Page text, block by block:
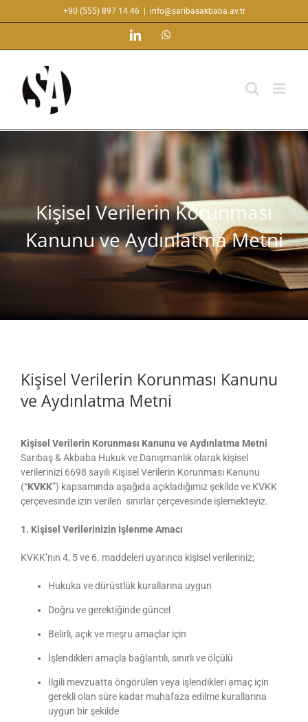
to
+90 (555) 897 14 46 info@saribasakbaba.av.tr
LinkedIn
Kişisel Verilerin Korunması
Kanunu ve Aydınlatma Metni
Kişisel Verilerin Korunması Kanunu
ve Aydınlatma Metni
Kişisel Verilerin Korunması Kanunu ve Aydınlatma Metni
Sarıbaş & Akbaba Hukuk ve Danışmanlık olarak kişisel
verilerinizi 6698 sayılı Kişisel Verilerin Korunması Kanunu
(“KVKK”) kapsamında aşağıda açıkladığımız şekilde ve KVKK
çerçevesinde izin verilen sınırlar çerçevesinde işlemekteyiz.
1. Kişisel Verilerinizin İşlenme Amacı
KVKK’nın 4, 5 ve 6. maddeleri uyarınca kişisel verileriniz;
Hukuka ve dürüstlük kurallarına uygun
Doğru ve gerektiğinde güncel
Belirli, açık ve meşru amaçlar için
İşlendikleri amaçla bağlantılı, sınırlı ve ölçülü
İlgili mevzuatta öngörülen veya işlendikleri amaç için
gerekli olan süre kadar muhafaza edilme kurallarına
uygun bir şekilde